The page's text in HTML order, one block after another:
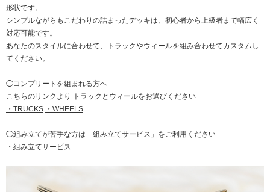
形状です。
シンプルながらもこだわりの詰まったデッキは、初心者から上級者まで幅広く
対応可能です。
あなたのスタイルに合わせて、トラックやウィールを組み合わせてカスタムし
てください。
◯コンプリートを組まれる方へ
こちらのリンクより トラックとウィールをお選びください
・TRUCKS ・WHEELS
◯組み立てが苦手な方は「組み立てサービス」をご利用ください
・組み立てサービス